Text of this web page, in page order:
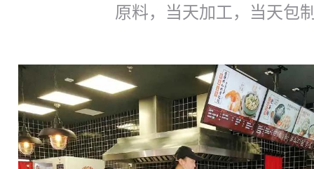
原料，当天加工，当天包